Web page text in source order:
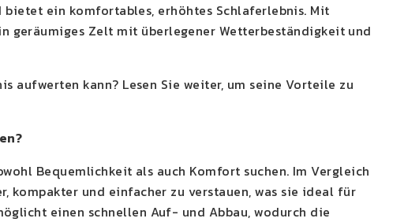
ein komfortables, erhöhtes Schlaferlebnis. Mit
geräumiges Zelt mit überlegener Wetterbeständigkeit und
aufwerten kann? Lesen Sie weiter, um seine Vorteile zu
Bequemlichkeit als auch Komfort suchen. Im Vergleich
und einfacher zu verstauen, was sie ideal für
einen schnellen Auf- und Abbau, wodurch die